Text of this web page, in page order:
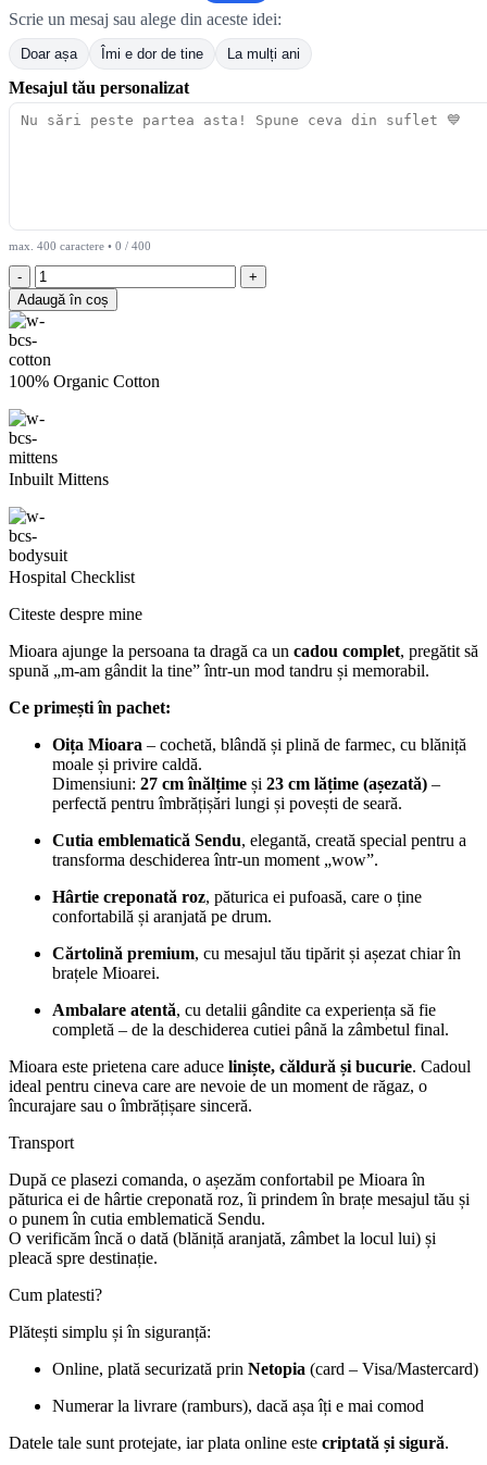
Scrie un mesaj sau alege din aceste idei:
Doar așa Îmi e dor de tine La mulți ani
Mesajul tău personalizat
max. 400 caractere • 0 / 400
Cantitate
Mioara
oița
cochetă
🌸
Adaugă în coș
100% Organic Cotton
Inbuilt Mittens
Hospital Checklist
Citeste despre mine
Mioara ajunge la persoana ta dragă ca un cadou complet, pregătit să
spună „m-am gândit la tine” într-un mod tandru și memorabil.
Ce primești în pachet:
Oița Mioara – cochetă, blândă și plină de farmec, cu blăniță
moale și privire caldă.
Dimensiuni: 27 cm înălțime și 23 cm lățime (așezată) –
perfectă pentru îmbrățișări lungi și povești de seară.
Cutia emblematică Sendu, elegantă, creată special pentru a
transforma deschiderea într-un moment „wow”.
Hârtie creponată roz, păturica ei pufoasă, care o ține
confortabilă și aranjată pe drum.
Cărtolină premium, cu mesajul tău tipărit și așezat chiar în
brațele Mioarei.
Ambalare atentă, cu detalii gândite ca experiența să fie
completă – de la deschiderea cutiei până la zâmbetul final.
Mioara este prietena care aduce liniște, căldură și bucurie. Cadoul
ideal pentru cineva care are nevoie de un moment de răgaz, o
încurajare sau o îmbrățișare sinceră.
Transport
După ce plasezi comanda, o așezăm confortabil pe Mioara în
păturica ei de hârtie creponată roz, îi prindem în brațe mesajul tău și
o punem în cutia emblematică Sendu.
O verificăm încă o dată (blăniță aranjată, zâmbet la locul lui) și
pleacă spre destinație.
Cum platesti?
Plătești simplu și în siguranță:
Online, plată securizată prin Netopia (card – Visa/Mastercard)
Numerar la livrare (ramburs), dacă așa îți e mai comod
Datele tale sunt protejate, iar plata online este criptată și sigură.